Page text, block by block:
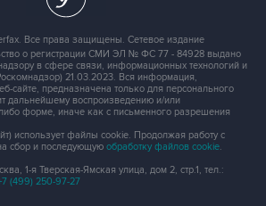
Все права защищены. Сетевое издание
о регистрации СМИ ЭЛ № ФС 77 - 84928 выдано
в сфере связи, информационных технологий и
21.03.2023. Вся информация,
сайте, предназначена только для персонального
дальнейшему воспроизведению и/или
форме, иначе как с письменного разрешения
использует файлы cookie. Продолжая работу с
сбор и последующую обработку файлов cookie.
1-я Тверская-Ямская улица, дом 2, стр.1, тел.:
(499) 250-97-27